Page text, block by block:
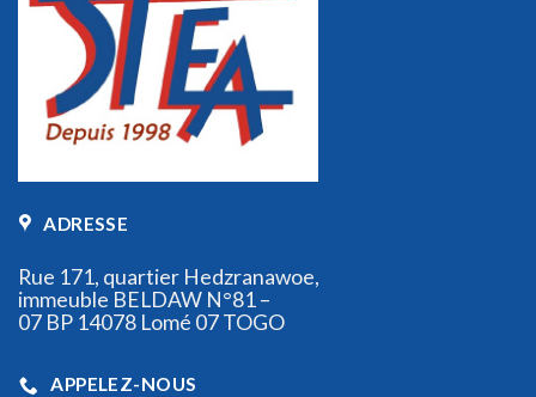
ADRESSE
Rue 171, quartier Hedzranawoe,
immeuble BELDAW N°81 –
07 BP 14078 Lomé 07 TOGO
APPELEZ-NOUS